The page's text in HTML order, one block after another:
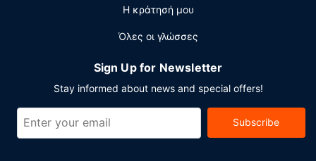
Η κράτησή μου
Όλες οι γλώσσες
Sign Up for Newsletter
Stay informed about news and special offers!
Subscribe